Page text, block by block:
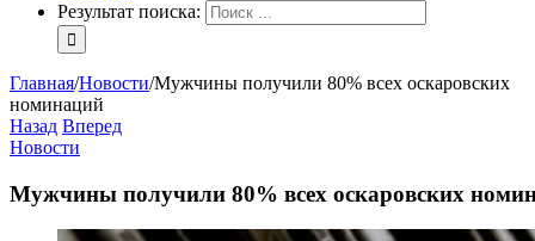
Результат поиска:
Главная/Новости/Мужчины получили 80% всех оскаровских
номинаций
Назад Вперед
Новости
Мужчины получили 80% всех оскаровских